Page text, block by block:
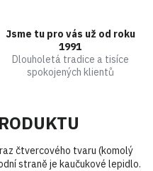
Jsme tu pro vás už od roku
1991
Dlouholetá tradice a tisíce
spokojených klientů
čtvercového tvaru (komolý
straně je kaučukové lepidlo.